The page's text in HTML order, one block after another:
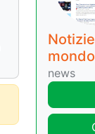
mondo
news